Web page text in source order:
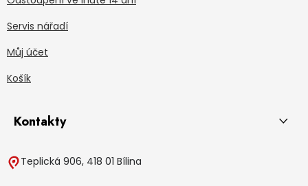
Servis nářadí
Můj účet
Košík
Kontakty
Teplická 906, 418 01 Bílina